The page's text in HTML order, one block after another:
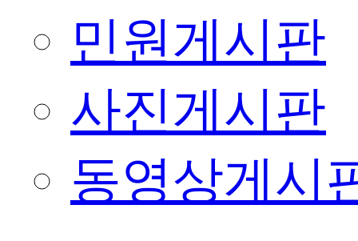
민원게시판
사진게시판
동영상게시